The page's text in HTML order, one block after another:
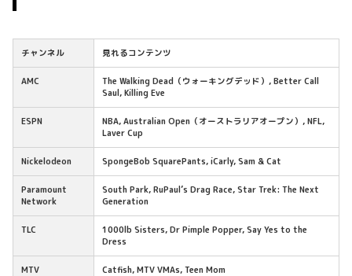
チャンネル 見れるコンテンツ
AMC
The Walking Dead（ウォーキングデッド）, Better Call
Saul, Killing Eve
ESPN
NBA, Australian Open（オーストラリアオープン）, NFL,
Laver Cup
Nickelodeon SpongeBob SquarePants, iCarly, Sam & Cat
Paramount
Network
South Park, RuPaul’s Drag Race, Star Trek: The Next
Generation
TLC
1000lb Sisters, Dr Pimple Popper, Say Yes to the
Dress
MTV Catfish, MTV VMAs, Teen Mom